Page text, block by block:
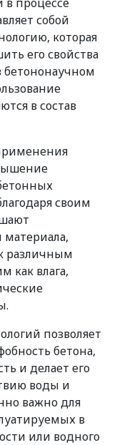
собой
которая
его свойства
бетононаучном
в состав
своим
материала,
различным
как влага,
позволяет
бетона,
и делает его
воды и
важно для
в
или водного